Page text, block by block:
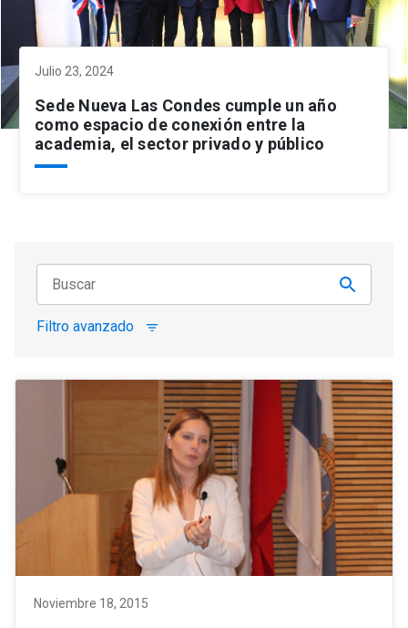
Julio 23, 2024
Sede Nueva Las Condes cumple un año
como espacio de conexión entre la
academia, el sector privado y público
Filtro avanzado filter_list
Noviembre 18, 2015